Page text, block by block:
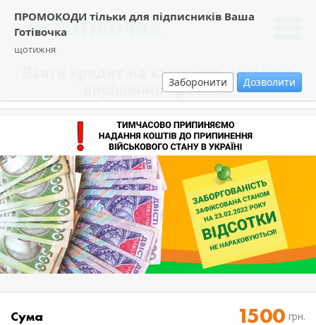
ПРОМОКОДИ тільки для підписників Ваша
Готівочка
щотижня
Заборонити Дозволити
Взяти кредит на карточку - миттєве
вирішення проблем
Cума грн.